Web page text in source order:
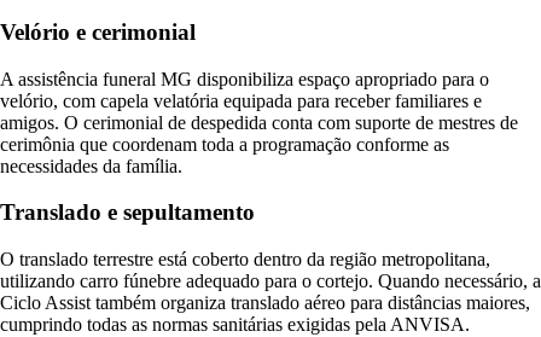
Velório e cerimonial
A assistência funeral MG disponibiliza espaço apropriado para o
velório, com capela velatória equipada para receber familiares e
amigos. O cerimonial de despedida conta com suporte de mestres de
cerimônia que coordenam toda a programação conforme as
necessidades da família.
Translado e sepultamento
O translado terrestre está coberto dentro da região metropolitana,
utilizando carro fúnebre adequado para o cortejo. Quando necessário, a
Ciclo Assist também organiza translado aéreo para distâncias maiores,
cumprindo todas as normas sanitárias exigidas pela ANVISA.